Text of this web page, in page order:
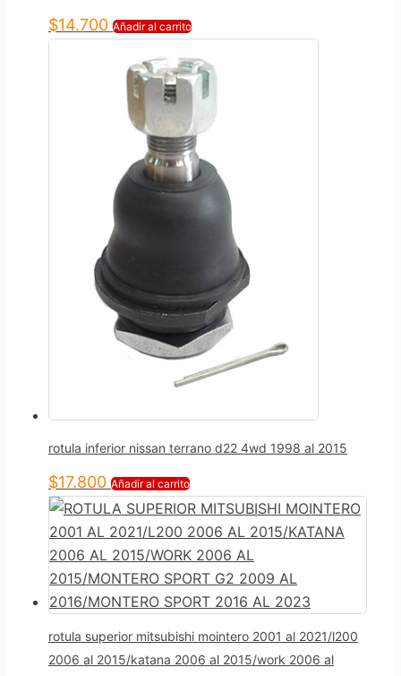
$14.700 Añadir al carrito
rotula inferior nissan terrano d22 4wd 1998 al 2015
$17.800 Añadir al carrito
rotula superior mitsubishi mointero 2001 al 2021/l200
2006 al 2015/katana 2006 al 2015/work 2006 al